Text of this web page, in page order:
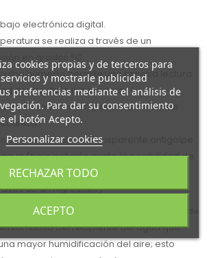
electrónica digital.
se realiza a través de un
en grados °C .
húmedo permite una precisa lectura
dentro de la incubadora.
de máxima temperatura mediante
de policarbonato transparente antigolpe
(bajo petición existe la posibilidad de
automática con lectura y una
de un higróstato).
MG316 TORTUGA, específica para huevos de
del recipiente del agua que
mayor humidificación del aire; esto
cookies propias y de terceros para
y mostrarle publicidad
preferencias mediante el análisis de
Para dar su consentimiento
el botón Acepto.
Personalizar cookies
RECHAZAR TODO
ACEPTO